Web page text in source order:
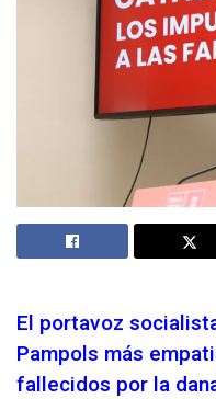
El portavoz
Pampols más
fallecidos por la